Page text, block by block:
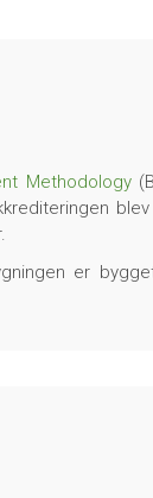
Methodology
er